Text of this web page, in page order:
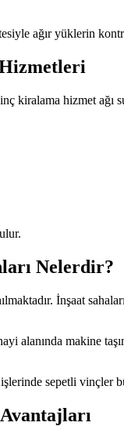
ağır yüklerin
kiralama hizmet ağı
Nelerdir?
İnşaat
alanında makine
sepetli vinçler